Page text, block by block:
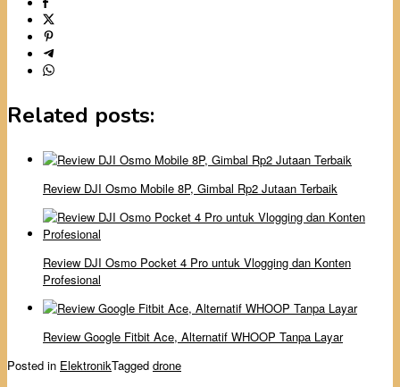
Related posts:
Review DJI Osmo Mobile 8P, Gimbal Rp2 Jutaan Terbaik
Review DJI Osmo Pocket 4 Pro untuk Vlogging dan Konten
Profesional
Review Google Fitbit Ace, Alternatif WHOOP Tanpa Layar
Posted in ElektronikTagged drone